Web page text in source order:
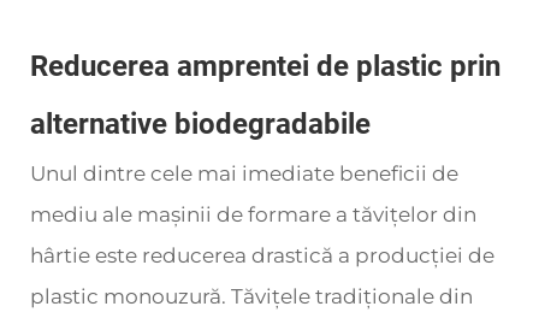
Reducerea amprentei de plastic prin
alternative biodegradabile
Unul dintre cele mai imediate beneficii de
mediu ale mașinii de formare a tăvițelor din
hârtie este reducerea drastică a producției de
plastic monouzură. Tăvițele tradiționale din